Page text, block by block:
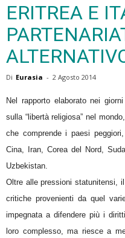
ERITREA E
Di Eurasia - 2 Agosto 2014
Nel rapporto elaborato nei
sulla “libertà religiosa” nel
che comprende i paesi
Cina, Iran, Corea del Nord,
Uzbekistan.
Oltre alle pressioni statunitensi,
critiche provenienti da quel
impegnata a difendere più i
loro complesso, ma riesce a